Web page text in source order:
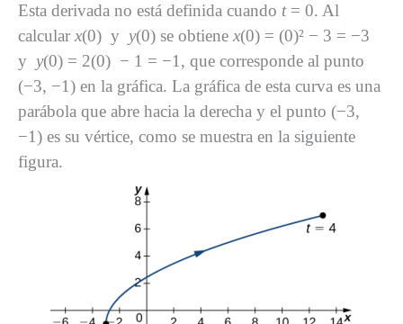
Esta derivada no está definida cuando t= 0. Al
calcular x(0) y y(0) se obtiene x(0) = (0)² − 3 = −3
y y(0) = 2(0) − 1 = −1, que corresponde al punto
(−3, −1) en la gráfica. La gráfica de esta curva es una
parábola que abre hacia la derecha y el punto (−3,
−1) es su vértice, como se muestra en la siguiente
figura.